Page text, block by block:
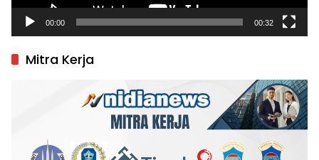
00:00 00:32
Mitra Kerja